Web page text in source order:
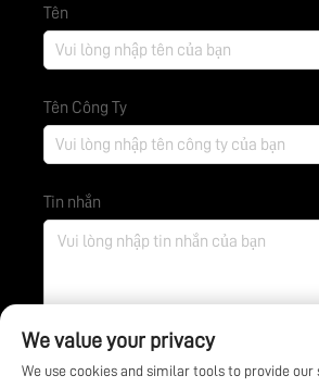
Tên
Tên Công Ty
Tin nhắn
Gửi
We value your privacy
We use cookies and similar tools to provide our